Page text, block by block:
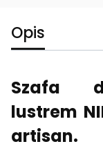
Opis
Szafa
lustrem
artisan.